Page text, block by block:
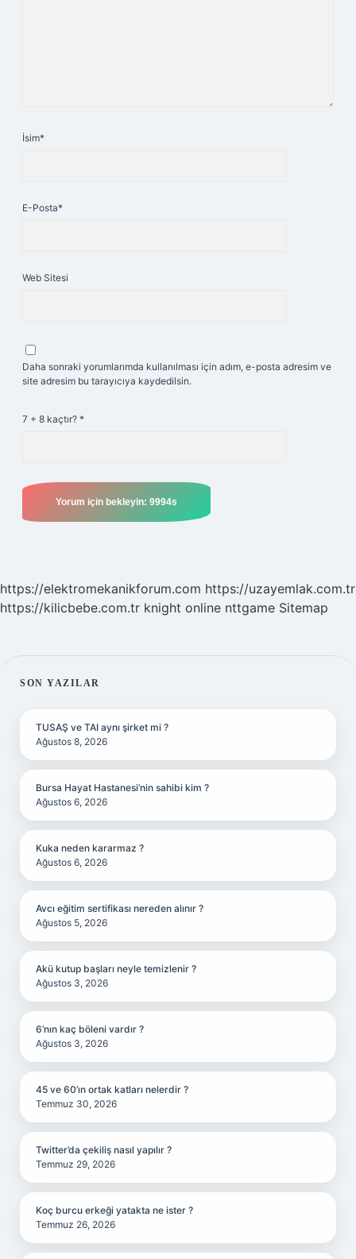
İsim*
E-Posta*
Web Sitesi
Daha sonraki yorumlarımda kullanılması için adım, e-posta adresim ve
site adresim bu tarayıcıya kaydedilsin.
7 + 8 kaçtır? *
https://elektromekanikforum.com https://uzayemlak.com.tr
https://kilicbebe.com.tr knight online nttgame Sitemap
SIDEBAR
SON YAZILAR
TUSAŞ ve TAI aynı şirket mi ?
Ağustos 8, 2026
Bursa Hayat Hastanesi’nin sahibi kim ?
Ağustos 6, 2026
Kuka neden kararmaz ?
Ağustos 6, 2026
Avcı eğitim sertifikası nereden alınır ?
Ağustos 5, 2026
Akü kutup başları neyle temizlenir ?
Ağustos 3, 2026
6’nın kaç böleni vardır ?
Ağustos 3, 2026
45 ve 60’ın ortak katları nelerdir ?
Temmuz 30, 2026
Twitter’da çekiliş nasıl yapılır ?
Temmuz 29, 2026
Koç burcu erkeği yatakta ne ister ?
Temmuz 26, 2026